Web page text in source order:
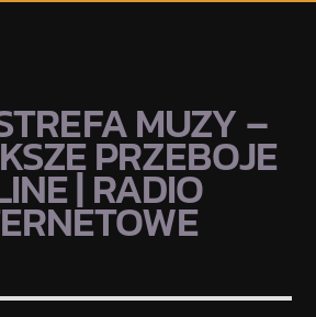
MUZY –
PRZEBOJE
| RADIO